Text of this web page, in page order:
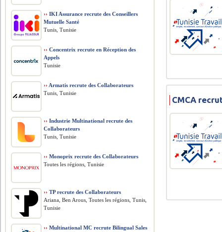
CMCA
›› IKI Assurance recrute des Conseillers
Mutuelle Santé
Tunis, Tunisie
›› Concentrix recrute en Réception des
Appels
Tunisie
›› Armatis recrute des Collaborateurs
Tunis, Tunisie
›› Industrie Multinational recrute des
Collaborateurs
Tunis, Tunisie
›› Monoprix recrute des Collaborateurs
Toutes les régions, Tunisie
›› TP recrute des Collaborateurs
Ariana, Ben Arous, Toutes les régions, Tunis,
Tunisie
›› Multinational MC recrute Bilingual Sales